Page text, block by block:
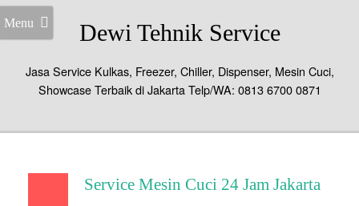
Menu Dewi Tehnik Service
Jasa Service Kulkas, Freezer, Chiller, Dispenser, Mesin Cuci,
Showcase Terbaik di Jakarta Telp/WA: 0813 6700 0871
Service Mesin Cuci 24 Jam Jakarta